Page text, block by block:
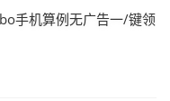
手机算例无广告一/键领